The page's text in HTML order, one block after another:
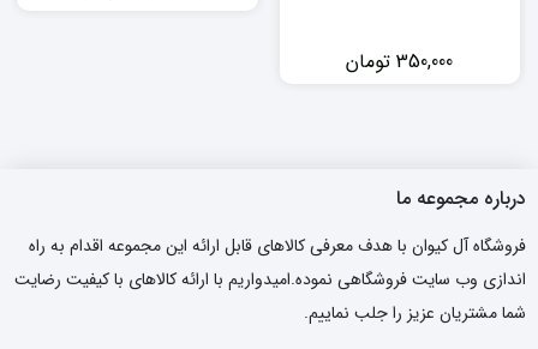
350,000 تومان
درباره مجموعه ما
فروشگاه آل کیوان با هدف معرفی کالاهای قابل ارائه این مجموعه اقدام به راه
اندازی وب سایت فروشگاهی نموده.امیدواریم با ارائه کالاهای با کیفیت رضایت
شما مشتریان عزیز را جلب نماییم.